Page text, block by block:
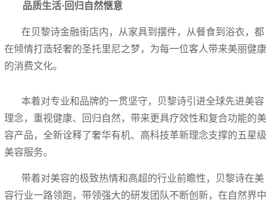
品质生活·回归自然惬意
在贝黎诗金融街店内，从家具到摆件，从餐食到浴衣，都
在倾情打造轻奢的圣托里尼之梦，为每一位客人带来美丽健康
的消费文化。
本着对专业和品牌的一贯坚守，贝黎诗引进全球先进美容
理念，重视健康、回归自然，带来更具疗效性和复合功能的美
容产品，全新诠释了奢华有机、高科技革新理念支撑的五星级
美容服务。
带着对美容的极致热情和高超的行业前瞻性，贝黎诗在美
容行业一路领跑，带领强大的研发团队不断创新，在自然界中